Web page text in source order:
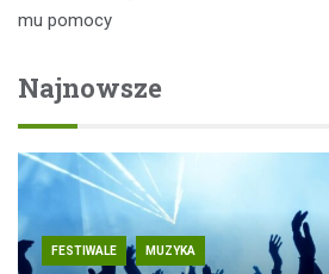
mu pomocy
Najnowsze
FESTIWALE MUZYKA